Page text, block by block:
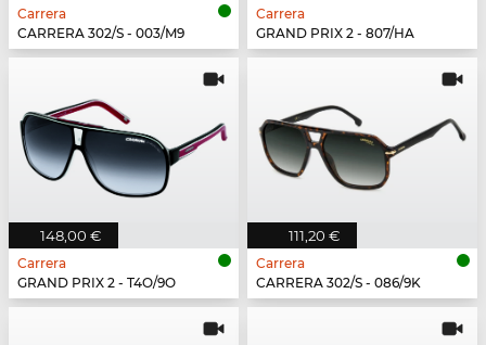
Carrera
CARRERA 302/S - 003/M9
Carrera
GRAND PRIX 2 - 807/HA
148,00 €
Carrera
GRAND PRIX 2 - T4O/9O
111,20 €
Carrera
CARRERA 302/S - 086/9K